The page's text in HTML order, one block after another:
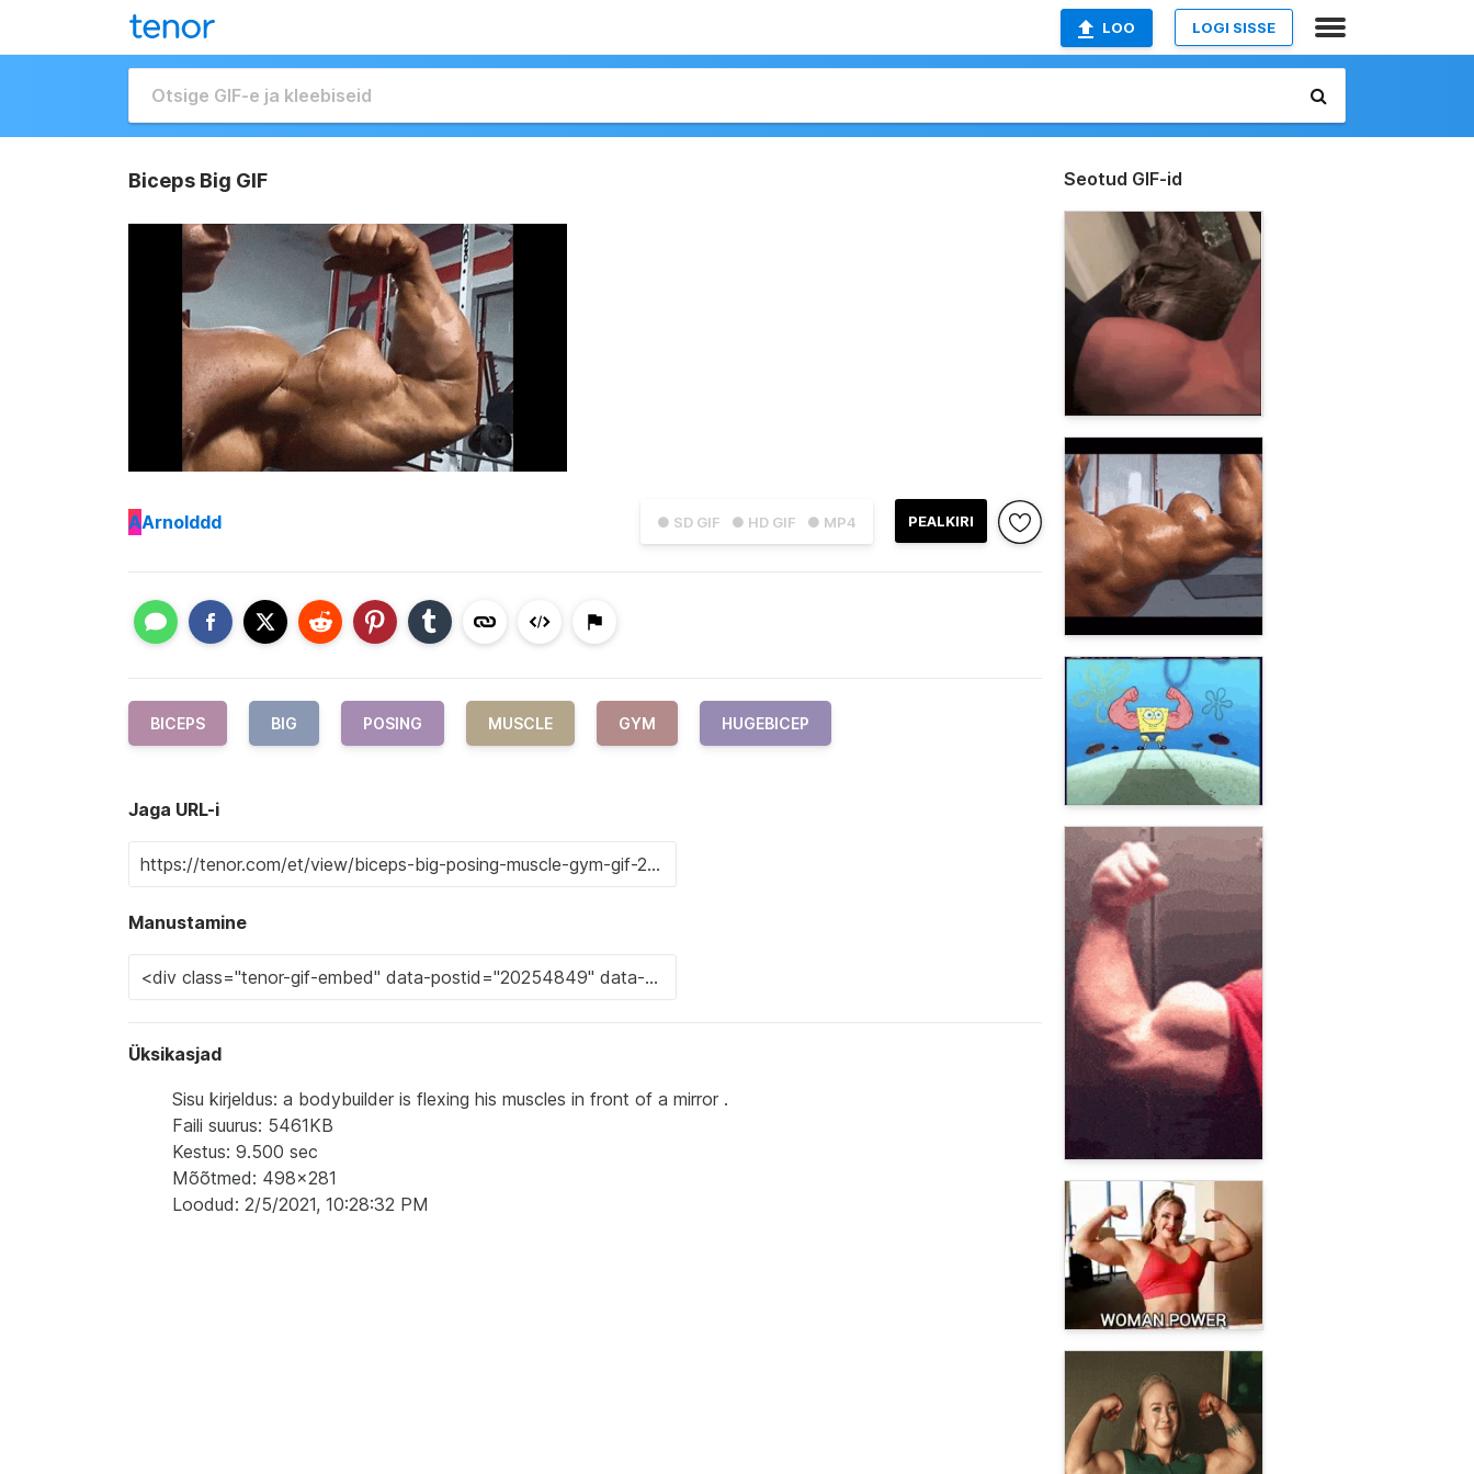
LOO LOGI SISSE
Biceps Big GIF
● SD GIF ● HD GIF ● MP4 PEALKIRI
AArnolddd
BICEPS BIG POSING MUSCLE GYM HUGEBICEP
Jaga URL-i
Manustamine
Üksikasjad
Sisu kirjeldus: a bodybuilder is flexing his muscles in front of a mirror .
Faili suurus: 5461KB
Kestus: 9.500 sec
Mõõtmed: 498x281
Loodud: 2/5/2021, 10:28:32 PM
Seotud GIF-id